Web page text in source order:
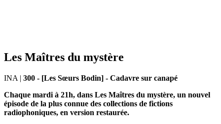
Les Maîtres du mystère
INA | 300 - [Les Sœurs Bodin] - Cadavre sur canapé
Chaque mardi à 21h, dans Les Maîtres du mystère, un nouvel
épisode de la plus connue des collections de fictions
radiophoniques, en version restaurée.